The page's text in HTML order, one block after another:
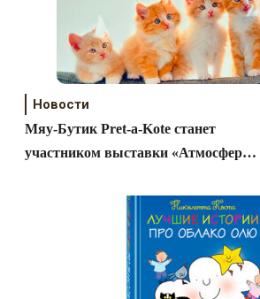
Новости
Мяу-Бутик Pret-a-Kote станет
участником выставки «Атмосфера